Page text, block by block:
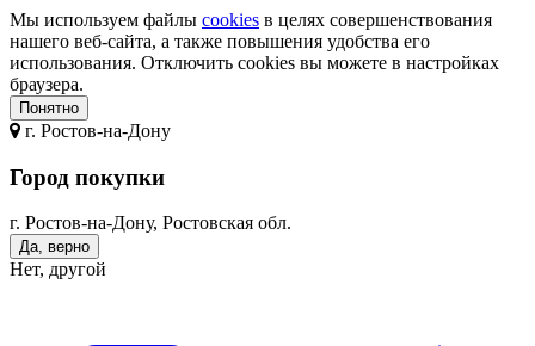
Мы используем файлы cookies в целях совершенствования
нашего веб-сайта, а также повышения удобства его
использования. Отключить cookies вы можете в настройках
браузера.
Понятно
г. Ростов-на-Дону
Город покупки
г. Ростов-на-Дону, Ростовская обл.
Да, верно
Нет, другой